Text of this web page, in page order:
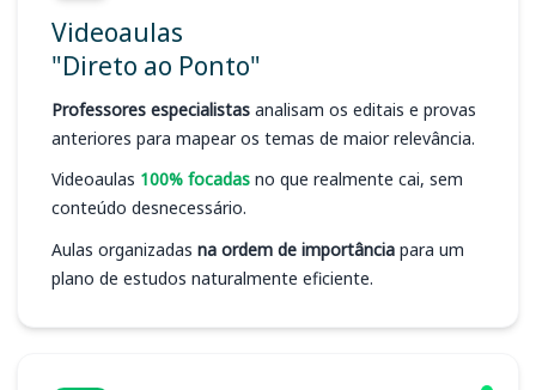
Videoaulas
"Direto ao Ponto"
Professores especialistas analisam os editais e provas
anteriores para mapear os temas de maior relevância.
Videoaulas 100% focadas no que realmente cai, sem
conteúdo desnecessário.
Aulas organizadas na ordem de importância para um
plano de estudos naturalmente eficiente.